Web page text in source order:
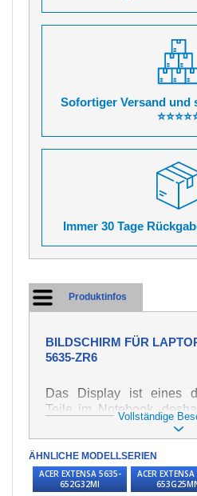
Sofortiger Versand und
Immer 30 Tage
Produktinfos
BILDSCHIRM FÜR
5635-ZR6
Das Display ist eines
Teile im Notebook,
auf höchste Qualität
Er dient zur Darstellung
Bildern in
seiner Beschädigung
schnell, deshalb ist es
Vollständige
ÄHNLICHE MODELLSERIEN
ACER EXTENSA 5635-
652G32MI
ACER